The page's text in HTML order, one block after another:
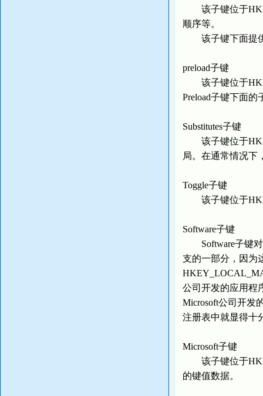
该子键位于
顺序等。
该子键下面提供
preload子键
该子键位于
Preload子键下面
Substitutes子键
该子键位于
局。在通常情况下
Toggle子键
该子键位于
Software子键
Software子键对
支的一部分，因为
公司开发的应用程
Microsoft公司开发
注册表中就显得十
Microsoft子键
该子键位于
的键值数据。